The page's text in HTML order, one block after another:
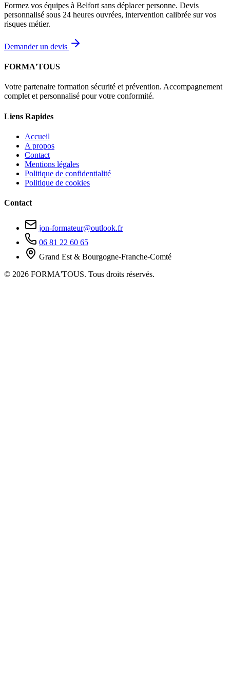
Formez vos équipes à Belfort sans déplacer personne. Devis
personnalisé sous 24 heures ouvrées, intervention calibrée sur vos
risques métier.
Demander un devis
FORMA'TOUS
Votre partenaire formation sécurité et prévention. Accompagnement
complet et personnalisé pour votre conformité.
Liens Rapides
Accueil
A propos
Contact
Mentions légales
Politique de confidentialité
Politique de cookies
Contact
jon-formateur@outlook.fr
06 81 22 60 65
Grand Est & Bourgogne-Franche-Comté
© 2026 FORMA'TOUS. Tous droits réservés.